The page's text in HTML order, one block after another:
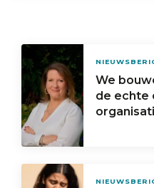
We
de echte